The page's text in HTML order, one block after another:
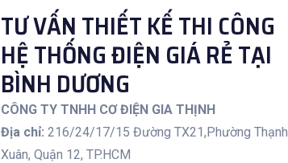
TƯ VẤN THIẾT KẾ THI CÔNG
HỆ THỐNG ĐIỆN GIÁ RẺ TẠI
BÌNH DƯƠNG
CÔNG TY TNHH CƠ ĐIỆN GIA THỊNH
Địa chỉ: 216/24/17/15 Đường TX21,Phường Thạnh
Xuân, Quận 12, TP.HCM